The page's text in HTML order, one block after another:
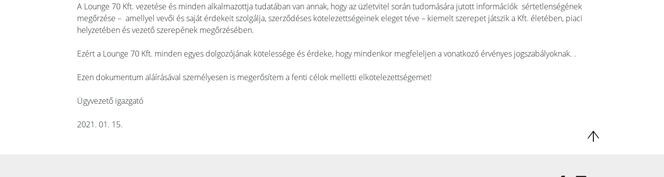
A Lounge 70 Kft. vezetése és minden alkalmazottja tudatában van annak, hogy az üzletvitel során tudomására jutott információk sértetlenségének
megőrzése – amellyel vevői és saját érdekeit szolgálja, szerződéses kötelezettségeinek eleget téve – kiemelt szerepet játszik a Kft. életében, piaci
helyzetében és vezető szerepének megőrzésében.
Ezért a Lounge 70 Kft. minden egyes dolgozójának kötelessége és érdeke, hogy mindenkor megfeleljen a vonatkozó érvényes jogszabályoknak. .
Ezen dokumentum aláírásával személyesen is megerősítem a fenti célok melletti elkötelezettségemet!
Ügyvezető igazgató
2021. 01. 15.